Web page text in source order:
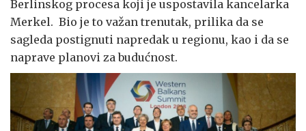
Berlinskog procesa koji je uspostavila kancelarka
Merkel. Bio je to važan trenutak, prilika da se
sagleda postignuti napredak u regionu, kao i da se
naprave planovi za budućnost.